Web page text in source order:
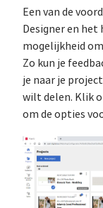
Een van de
Designer en het
mogelijkheid
Zo kun je
je naar je
wilt delen. Klik
om de opties